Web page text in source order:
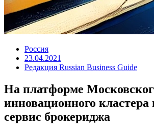
Россия
23.04.2021
Редакция Russian Business Guide
На платформе
инновационного кластера
сервис брокериджа